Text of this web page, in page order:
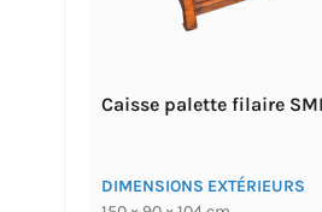
Caisse palette filaire
DIMENSIONS EXTÉRIEURS